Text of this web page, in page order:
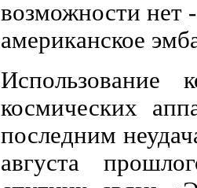
возможности нет
американское
Использование
космических
последним
августа